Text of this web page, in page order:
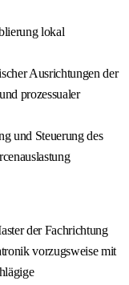
lokal
Ausrichtungen der
prozessualer
und Steuerung des
der Fachrichtung
vorzugsweise mit